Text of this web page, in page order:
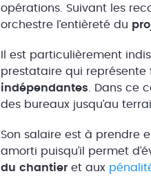
opérations. Suivant les
orchestre l’entièreté du
Il est particulièrement
prestataire qui représente
indépendantes. Dans ce
des bureaux jusqu’au
Son salaire est à prendre
amorti puisqu’il permet
du chantier et aux